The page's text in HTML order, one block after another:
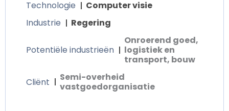
Technologie
Computer visie
Industrie
Regering
Potentiële industrieën
Onroerend goed,
logistiek en
transport, bouw
Cliënt
Semi-overheid
vastgoedorganisatie